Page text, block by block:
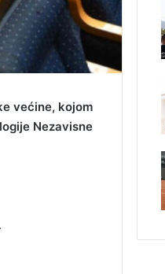
većine, kojom
Nezavisne